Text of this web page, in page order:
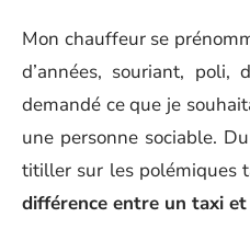
Mon chauffeur se
d’années, souriant, poli,
demandé ce que je
une personne sociable.
titiller sur les polémiques
différence entre un taxi et